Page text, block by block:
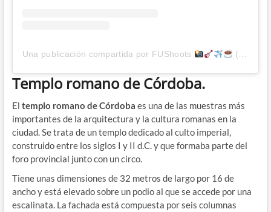
Una publicación compartida por FUShoots (@fushoots)
Templo romano de Córdoba.
El templo romano de Córdoba es una de las muestras más
importantes de la arquitectura y la cultura romanas en la
ciudad. Se trata de un templo dedicado al culto imperial,
construido entre los siglos I y II d.C. y que formaba parte del
foro provincial junto con un circo.
Tiene unas dimensiones de 32 metros de largo por 16 de
ancho y está elevado sobre un podio al que se accede por una
escalinata. La fachada está compuesta por seis columnas